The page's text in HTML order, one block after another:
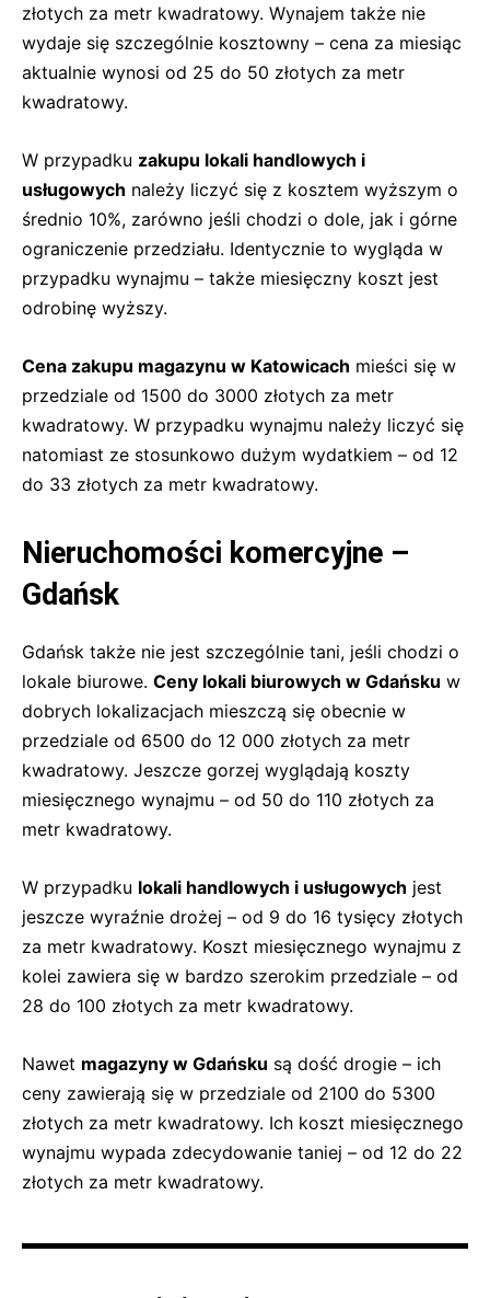
złotych za metr kwadratowy. Wynajem także nie
wydaje się szczególnie kosztowny – cena za miesiąc
aktualnie wynosi od 25 do 50 złotych za metr
kwadratowy.
W przypadku zakupu lokali handlowych i
usługowych należy liczyć się z kosztem wyższym o
średnio 10%, zarówno jeśli chodzi o dole, jak i górne
ograniczenie przedziału. Identycznie to wygląda w
przypadku wynajmu – także miesięczny koszt jest
odrobinę wyższy.
Cena zakupu magazynu w Katowicach mieści się w
przedziale od 1500 do 3000 złotych za metr
kwadratowy. W przypadku wynajmu należy liczyć się
natomiast ze stosunkowo dużym wydatkiem – od 12
do 33 złotych za metr kwadratowy.
Nieruchomości komercyjne –
Gdańsk
Gdańsk także nie jest szczególnie tani, jeśli chodzi o
lokale biurowe. Ceny lokali biurowych w Gdańsku w
dobrych lokalizacjach mieszczą się obecnie w
przedziale od 6500 do 12 000 złotych za metr
kwadratowy. Jeszcze gorzej wyglądają koszty
miesięcznego wynajmu – od 50 do 110 złotych za
metr kwadratowy.
W przypadku lokali handlowych i usługowych jest
jeszcze wyraźnie drożej – od 9 do 16 tysięcy złotych
za metr kwadratowy. Koszt miesięcznego wynajmu z
kolei zawiera się w bardzo szerokim przedziale – od
28 do 100 złotych za metr kwadratowy.
Nawet magazyny w Gdańsku są dość drogie – ich
ceny zawierają się w przedziale od 2100 do 5300
złotych za metr kwadratowy. Ich koszt miesięcznego
wynajmu wypada zdecydowanie taniej – od 12 do 22
złotych za metr kwadratowy.